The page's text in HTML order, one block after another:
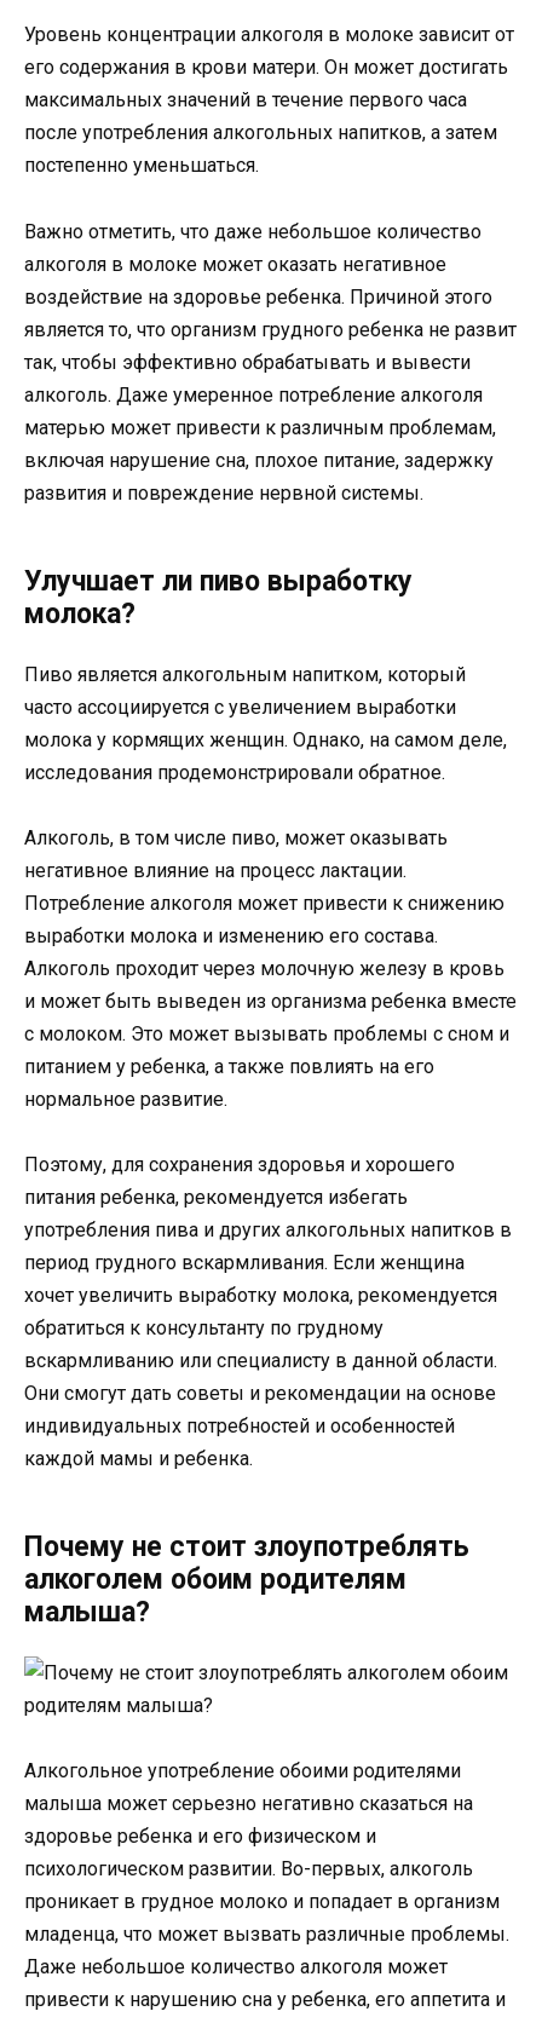
Уровень концентрации алкоголя в молоке зависит от
его содержания в крови матери. Он может достигать
максимальных значений в течение первого часа
после употребления алкогольных напитков, а затем
постепенно уменьшаться.
Важно отметить, что даже небольшое количество
алкоголя в молоке может оказать негативное
воздействие на здоровье ребенка. Причиной этого
является то, что организм грудного ребенка не развит
так, чтобы эффективно обрабатывать и вывести
алкоголь. Даже умеренное потребление алкоголя
матерью может привести к различным проблемам,
включая нарушение сна, плохое питание, задержку
развития и повреждение нервной системы.
Улучшает ли пиво выработку
молока?
Пиво является алкогольным напитком, который
часто ассоциируется с увеличением выработки
молока у кормящих женщин. Однако, на самом деле,
исследования продемонстрировали обратное.
Алкоголь, в том числе пиво, может оказывать
негативное влияние на процесс лактации.
Потребление алкоголя может привести к снижению
выработки молока и изменению его состава.
Алкоголь проходит через молочную железу в кровь
и может быть выведен из организма ребенка вместе
с молоком. Это может вызывать проблемы с сном и
питанием у ребенка, а также повлиять на его
нормальное развитие.
Поэтому, для сохранения здоровья и хорошего
питания ребенка, рекомендуется избегать
употребления пива и других алкогольных напитков в
период грудного вскармливания. Если женщина
хочет увеличить выработку молока, рекомендуется
обратиться к консультанту по грудному
вскармливанию или специалисту в данной области.
Они смогут дать советы и рекомендации на основе
индивидуальных потребностей и особенностей
каждой мамы и ребенка.
Почему не стоит злоупотреблять
алкоголем обоим родителям
малыша?
Алкогольное употребление обоими родителями
малыша может серьезно негативно сказаться на
здоровье ребенка и его физическом и
психологическом развитии. Во-первых, алкоголь
проникает в грудное молоко и попадает в организм
младенца, что может вызвать различные проблемы.
Даже небольшое количество алкоголя может
привести к нарушению сна у ребенка, его аппетита и